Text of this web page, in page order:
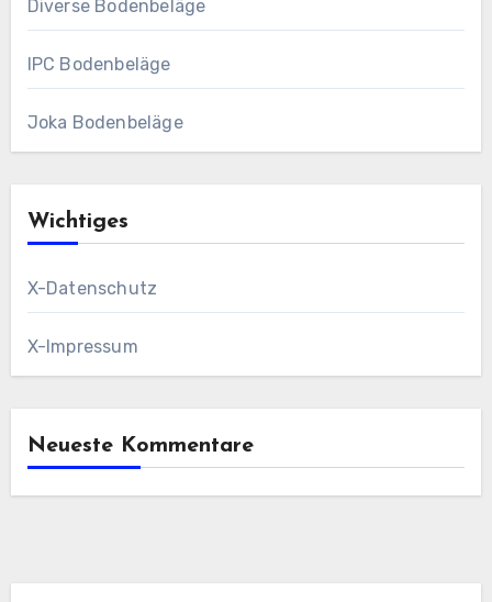
Diverse Bodenbeläge
IPC Bodenbeläge
Joka Bodenbeläge
Wichtiges
X-Datenschutz
X-Impressum
Neueste Kommentare